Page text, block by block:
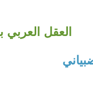
العقل العربي